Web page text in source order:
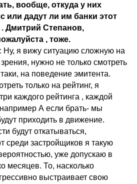
вообще, откуда у них
или дадут ли им банки этот
Дмитрий Степанов,
, тоже.
: Ну, я вижу ситуацию сложную на
нужно не только смотреть
на поведение эмитента.
только на рейтинг, я
каждого рейтинга , каждой
например А если брать- мы
приходить в движение.
будут откатываться,
среди застройщиков я такую
уже допускаю в
месяцев. То, насколько
выстраивает свою